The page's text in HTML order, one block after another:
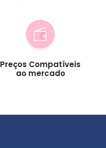
Preços Compatíveis
ao mercado